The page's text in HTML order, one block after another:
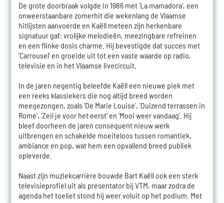
De grote doorbraak volgde in 1986 met 'La mamadora', een
onweerstaanbare zomerhit die wekenlang de Vlaamse
hitlijsten aanvoerde en Kaëll meteen zijn herkenbare
signatuur gaf: vrolijke melodieën, meezingbare refreinen
en een flinke dosis charme. Hij bevestigde dat succes met
'Carrousel' en groeide uit tot een vaste waarde op radio,
televisie en in het Vlaamse livecircuit.
In de jaren negentig beleefde Kaëll een nieuwe piek met
een reeks klassiekers die nog altijd breed worden
meegezongen, zoals 'De Marie Louise', 'Duizend terrassen in
Rome', 'Zeil je voor het eerst' en 'Mooi weer vandaag'. Hij
bleef doorheen de jaren consequent nieuw werk
uitbrengen en schakelde moeiteloos tussen romantiek,
ambiance en pop, wat hem een opvallend breed publiek
opleverde.
Naast zijn muziekcarrière bouwde Bart Kaëll ook een sterk
televisieprofiel uit als presentator bij VTM, maar zodra de
agenda het toeliet stond hij weer voluit op het podium. Met